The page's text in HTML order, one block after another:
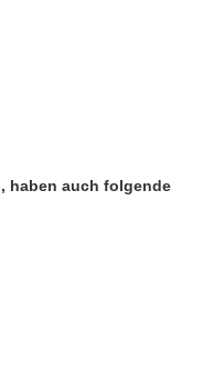
haben auch folgende